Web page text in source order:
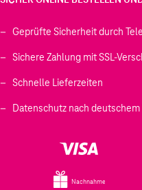
Geprüfte Sicherheit durch
Sichere Zahlung mit SSL-
Schnelle Lieferzeiten
Datenschutz nach
Nachnahme